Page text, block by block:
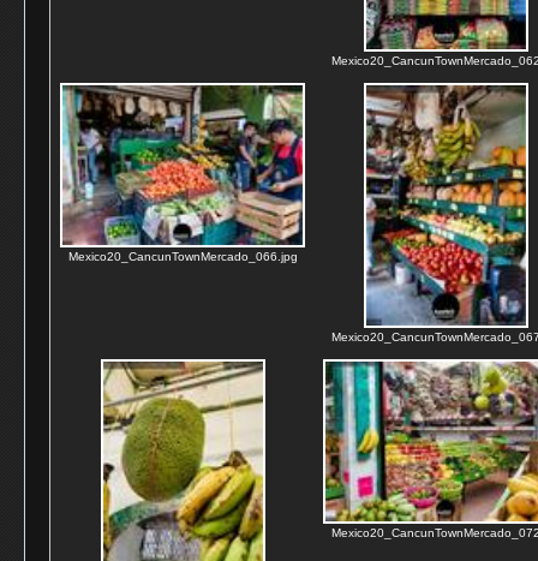
Mexico20_CancunTownMercado_066.jpg